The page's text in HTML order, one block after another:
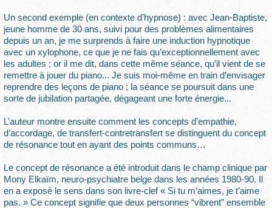
Un second exemple (en contexte d’hypnose) : avec Jean-Baptiste,
jeune homme de 30 ans, suivi pour des problèmes alimentaires
depuis un an, je me surprends à faire une induction hypnotique
avec un xylophone, ce que je ne fais qu’exceptionnellement avec
les adultes ; or il me dit, dans cette même séance, qu’il vient de se
remettre à jouer du piano... Je suis moi-même en train d’envisager
reprendre des leçons de piano ; la séance se poursuit dans une
sorte de jubilation partagée, dégageant une forte énergie...
L’auteur montre ensuite comment les concepts d’empathie,
d’accordage, de transfert-contretransfert se distinguent du concept
de résonance tout en ayant des points communs…
Le concept de résonance a été introduit dans le champ clinique par
Mony Elkaïm, neuro-psychiatre belge dans les années 1980-90. Il
en a exposé le sens dans son livre-clef « Si tu m’aimes, je t’aime
pas. » Ce concept signifie que deux personnes “vibrent” ensemble